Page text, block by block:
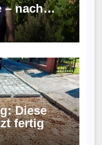
– nach
sie
jetzt
Diese
fertig